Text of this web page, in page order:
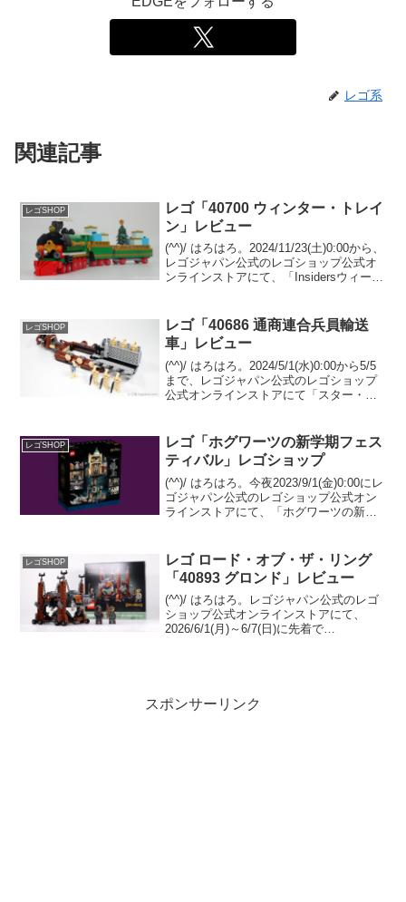
レゴ系
関連記事
レゴSHOP
レゴ「40700 ウィンター・トレイ
ン」レビュー
(^^)/ はろはろ。2024/11/23(土)0:00から、
レゴジャパン公式のレゴショップ公式オ
ンラインストアにて、「Insidersウィーク
１回の特別感溢れるイベ...
レゴSHOP
レゴ「40686 通商連合兵員輸送
車」レビュー
(^^)/ はろはろ。2024/5/1(水)0:00から5/5
まで、レゴジャパン公式のレゴショップ
公式オンラインストアにて「スター・ウ
で、以下３点がまとめて...
レゴSHOP
レゴ「ホグワーツの新学期フェス
ティバル」レゴショップ
(^^)/ はろはろ。今夜2023/9/1(金)0:00にレ
ゴジャパン公式のレゴショップ公式オン
ラインストアにて、「ホグワーツの新学
く！「76417 グリンゴッツ銀行...
レゴSHOP
レゴ ロード・オブ・ザ・リング
「40893 グロンド」レビュー
(^^)/ はろはろ。レゴジャパン公式のレゴ
ショップ公式オンラインストアにて、
2026/6/1(月)～6/7(日)に先着で
スポンサーリンク